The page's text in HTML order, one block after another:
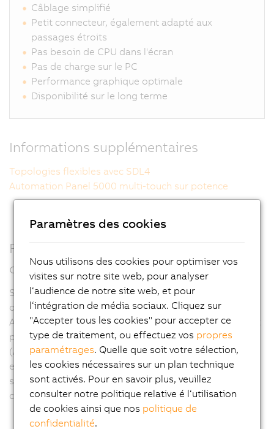
Câblage simplifié
Petit connecteur, également adapté aux
passages étroits
Pas besoin de CPU dans l'écran
Pas de charge sur le PC
Performance graphique optimale
Disponibilité sur le long terme
Informations supplémentaires
Topologies flexibles avec SDL4
Automation Panel 5000 multi-touch sur potence
Fonctionnement avec plusieurs écrans
opérateur
SDL4 se distingue aussi de SDL3 par la possibilité qu'il
offre de connecter trois Automation Panel à un
Automation PC via un dérivateur SDL/SDL4. Si le PC est
pourvu d'une interface d'affichage additionnelle
(Automation PC 910 et Panel PC 3100, par exemple), il
est alors possible d'utiliser un écran supplémentaire,
soit avec le même contenu d'affichage, soit avec un
contenu d'affichage différent.
Paramètres des cookies
Nous utilisons des cookies pour optimiser vos
visites sur notre site web, pour analyser
l‘audience de notre site web, et pour
l‘intégration de média sociaux. Cliquez sur
"Accepter tous les cookies" pour accepter ce
type de traitement, ou effectuez vos propres
paramétrages. Quelle que soit votre sélection,
les cookies nécessaires sur un plan technique
sont activés. Pour en savoir plus, veuillez
consulter notre politique relative é l‘utilisation
de cookies ainsi que nos politique de
confidentialité.